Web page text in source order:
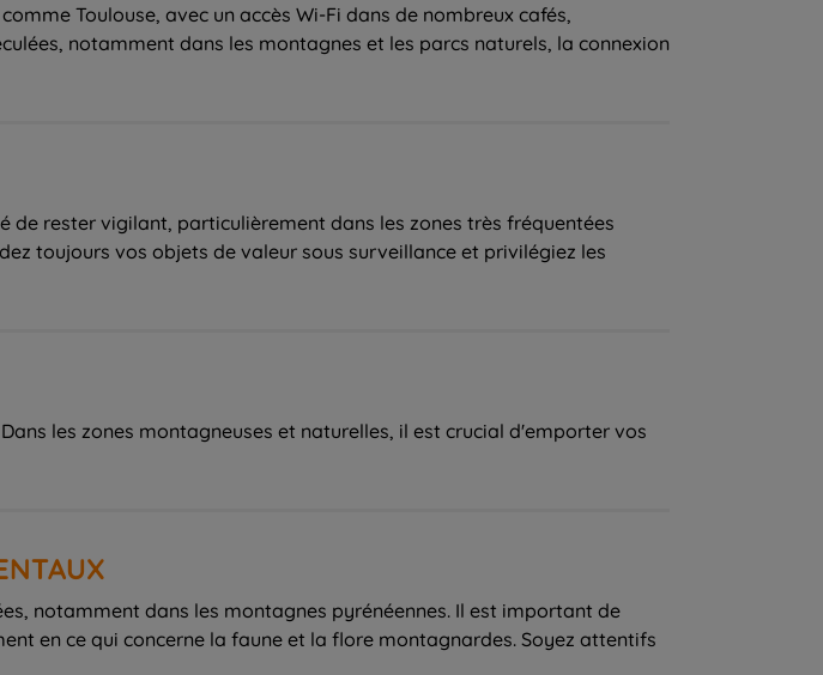
Toulouse, avec un accès Wi-Fi dans de nombreux cafés,
notamment dans les montagnes et les parcs naturels, la connexion
de rester vigilant, particulièrement dans les zones très fréquentées
toujours vos objets de valeur sous surveillance et privilégiez les
les zones montagneuses et naturelles, il est crucial d'emporter vos
notamment dans les montagnes pyrénéennes. Il est important de
en ce qui concerne la faune et la flore montagnardes. Soyez attentifs